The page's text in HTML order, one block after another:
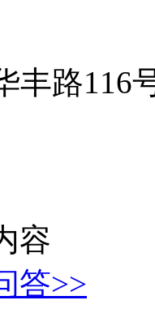
丰路116
容
答>>